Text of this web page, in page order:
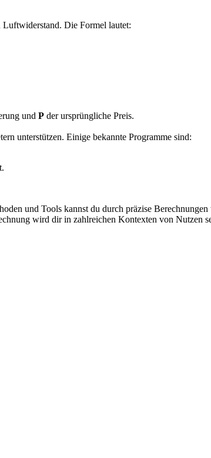
Die Formel lautet:
und P der ursprüngliche Preis.
unterstützen. Einige bekannte Programme sind:
und Tools kannst du durch präzise
wird dir in zahlreichen Kontexten von Nutzen